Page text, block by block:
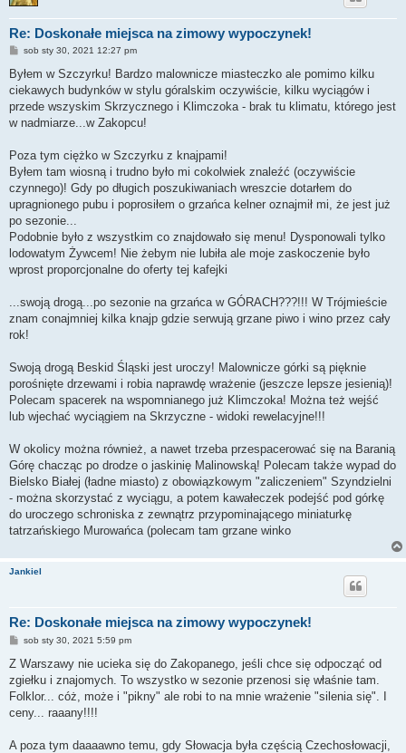
Re: Doskonałe miejsca na zimowy wypoczynek!
P
s
t
sob sty 30, 2021 12:27 pm
Byłem w Szczyrku! Bardzo malownicze miasteczko ale pomimo kilku
ciekawych budynków w stylu góralskim oczywiście, kilku wyciągów i
przede wszyskim Skrzycznego i Klimczoka - brak tu klimatu, którego jest
w nadmiarze...w Zakopcu!
Poza tym ciężko w Szczyrku z knajpami!
Byłem tam wiosną i trudno było mi cokolwiek znaleźć (oczywiście
czynnego)! Gdy po długich poszukiwaniach wreszcie dotarłem do
upragnionego pubu i poprosiłem o grzańca kelner oznajmił mi, że jest już
po sezonie...
Podobnie było z wszystkim co znajdowało się menu! Dysponowali tylko
lodowatym Żywcem! Nie żebym nie lubiła ale moje zaskoczenie było
wprost proporcjonalne do oferty tej kafejki
...swoją drogą...po sezonie na grzańca w GÓRACH???!!! W Trójmieście
znam conajmniej kilka knajp gdzie serwują grzane piwo i wino przez cały
rok!
Swoją drogą Beskid Śląski jest uroczy! Malownicze górki są pięknie
porośnięte drzewami i robia naprawdę wrażenie (jeszcze lepsze jesienią)!
Polecam spacerek na wspomnianego już Klimczoka! Można też wejść
lub wjechać wyciągiem na Skrzyczne - widoki rewelacyjne!!!
W okolicy można również, a nawet trzeba przespacerować się na Baranią
Górę chacząc po drodze o jaskinię Malinowską! Polecam także wypad do
Bielsko Białej (ładne miasto) z obowiązkowym "zaliczeniem" Szyndzielni
- można skorzystać z wyciągu, a potem kawałeczek podejść pod górkę
do uroczego schroniska z zewnątrz przypominającego miniaturkę
tatrzańskiego Murowańca (polecam tam grzane winko
Jankiel
Re: Doskonałe miejsca na zimowy wypoczynek!
P
s
sob sty 30, 2021 5:59 pm
Z Warszawy nie ucieka się do Zakopanego, jeśli chce się odpocząć od
zgiełku i znajomych. To wszystko w sezonie przenosi się właśnie tam.
Folklor... cóż, może i "pikny" ale robi to na mnie wrażenie "silenia się". I
ceny... raaany!!!!
A poza tym daaaawno temu, gdy Słowacja była częścią Czechosłowacji,